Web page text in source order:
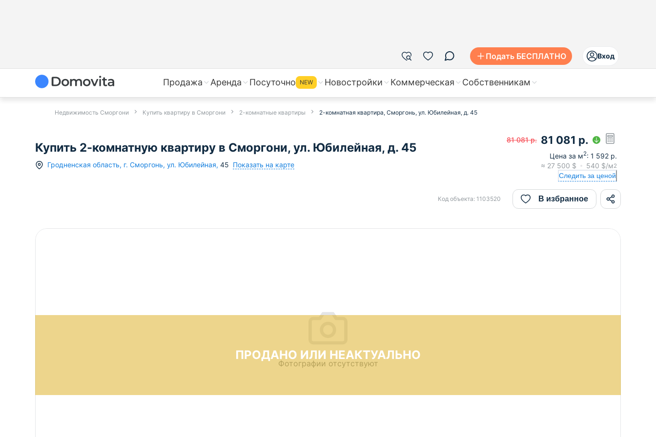
Подать БЕСПЛАТНО Вход
Продажа Аренда Посуточно NEW Новостройки Коммерческая Собственникам
Недвижимость Сморгони Купить квартиру в Сморгони 2-комнатные квартиры 2-комнатная квартира, Сморгонь, ул. Юбилейная, д. 45
Купить 2-комнатную квартиру в Сморгони, ул. Юбилейная, д. 45
Гродненская область, г. Сморгонь, ул. Юбилейная, 45 Показать на карте
81 081 р. 81 081 р.
Цена за м2: 1 592 р.
≈ 27 500 $ 540 $/м2
Следить за ценой
Код объекта: 1103520 В избранное
ПРОДАНО ИЛИ НЕАКТУАЛЬНО
Фотографии отсутствуют